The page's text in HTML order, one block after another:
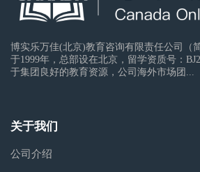
博实乐万佳(北京)教育咨询有限责任公司（
于1999年，总部设在北京，留学资质号：
于集团良好的教育资源，公司海外市场团...
关于我们
公司介绍